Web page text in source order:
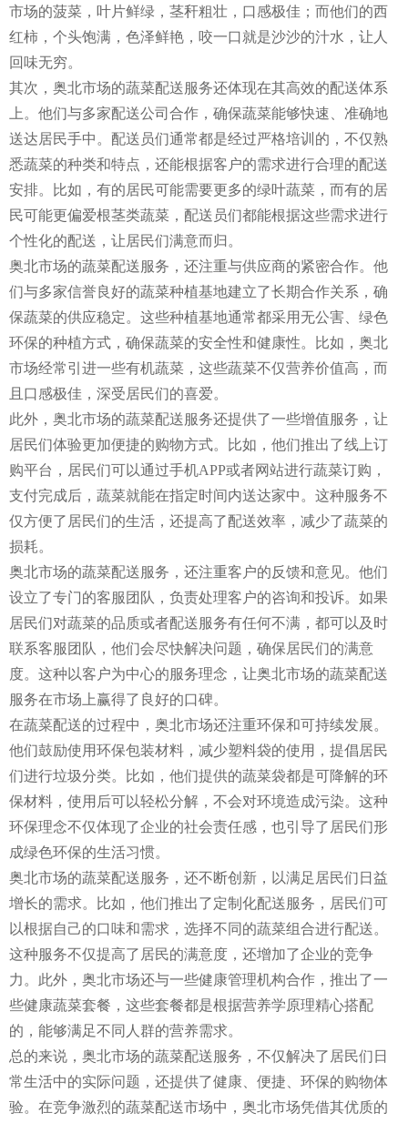
市场的菠菜，叶片鲜绿，茎秆粗壮，口感极佳；而他们的西
红柿，个头饱满，色泽鲜艳，咬一口就是沙沙的汁水，让人
回味无穷。
其次，奥北市场的蔬菜配送服务还体现在其高效的配送体系
上。他们与多家配送公司合作，确保蔬菜能够快速、准确地
送达居民手中。配送员们通常都是经过严格培训的，不仅熟
悉蔬菜的种类和特点，还能根据客户的需求进行合理的配送
安排。比如，有的居民可能需要更多的绿叶蔬菜，而有的居
民可能更偏爱根茎类蔬菜，配送员们都能根据这些需求进行
个性化的配送，让居民们满意而归。
奥北市场的蔬菜配送服务，还注重与供应商的紧密合作。他
们与多家信誉良好的蔬菜种植基地建立了长期合作关系，确
保蔬菜的供应稳定。这些种植基地通常都采用无公害、绿色
环保的种植方式，确保蔬菜的安全性和健康性。比如，奥北
市场经常引进一些有机蔬菜，这些蔬菜不仅营养价值高，而
且口感极佳，深受居民们的喜爱。
此外，奥北市场的蔬菜配送服务还提供了一些增值服务，让
居民们体验更加便捷的购物方式。比如，他们推出了线上订
购平台，居民们可以通过手机APP或者网站进行蔬菜订购，
支付完成后，蔬菜就能在指定时间内送达家中。这种服务不
仅方便了居民们的生活，还提高了配送效率，减少了蔬菜的
损耗。
奥北市场的蔬菜配送服务，还注重客户的反馈和意见。他们
设立了专门的客服团队，负责处理客户的咨询和投诉。如果
居民们对蔬菜的品质或者配送服务有任何不满，都可以及时
联系客服团队，他们会尽快解决问题，确保居民们的满意
度。这种以客户为中心的服务理念，让奥北市场的蔬菜配送
服务在市场上赢得了良好的口碑。
在蔬菜配送的过程中，奥北市场还注重环保和可持续发展。
他们鼓励使用环保包装材料，减少塑料袋的使用，提倡居民
们进行垃圾分类。比如，他们提供的蔬菜袋都是可降解的环
保材料，使用后可以轻松分解，不会对环境造成污染。这种
环保理念不仅体现了企业的社会责任感，也引导了居民们形
成绿色环保的生活习惯。
奥北市场的蔬菜配送服务，还不断创新，以满足居民们日益
增长的需求。比如，他们推出了定制化配送服务，居民们可
以根据自己的口味和需求，选择不同的蔬菜组合进行配送。
这种服务不仅提高了居民的满意度，还增加了企业的竞争
力。此外，奥北市场还与一些健康管理机构合作，推出了一
些健康蔬菜套餐，这些套餐都是根据营养学原理精心搭配
的，能够满足不同人群的营养需求。
总的来说，奥北市场的蔬菜配送服务，不仅解决了居民们日
常生活中的实际问题，还提供了健康、便捷、环保的购物体
验。在竞争激烈的蔬菜配送市场中，奥北市场凭借其优质的